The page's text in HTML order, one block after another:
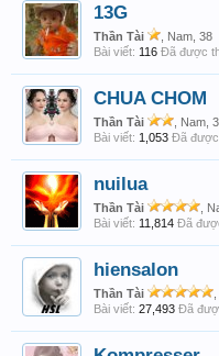
13G
Thần Tài
, Nam, 38
Bài viết: 116 Đã được
CHUA CHOM
Thần Tài
, Nam,
Bài viết: 1,053 Đã
nuilua
Thần Tài ,
Bài viết: 11,814 Đã
hiensalon
Thần Tài
Bài viết: 27,493 Đã